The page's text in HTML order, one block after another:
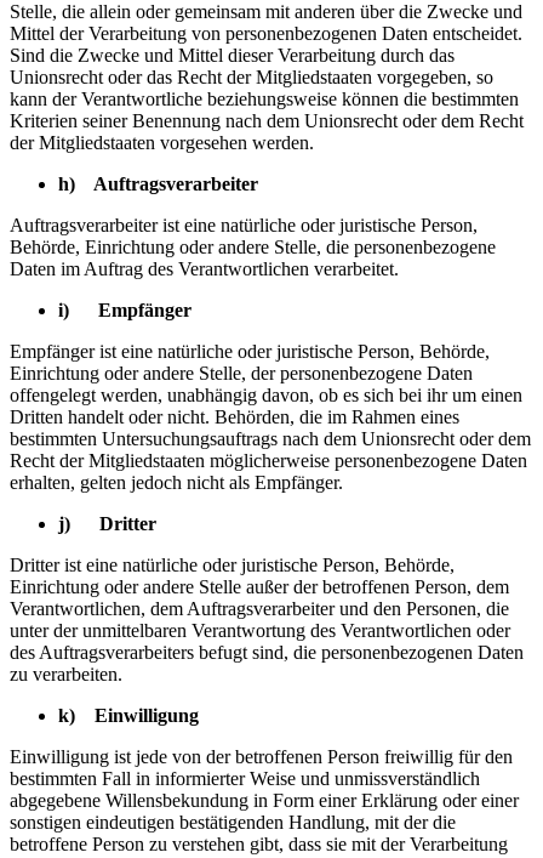
Stelle, die allein oder gemeinsam mit anderen über die Zwecke und
Mittel der Verarbeitung von personenbezogenen Daten entscheidet.
Sind die Zwecke und Mittel dieser Verarbeitung durch das
Unionsrecht oder das Recht der Mitgliedstaaten vorgegeben, so
kann der Verantwortliche beziehungsweise können die bestimmten
Kriterien seiner Benennung nach dem Unionsrecht oder dem Recht
der Mitgliedstaaten vorgesehen werden.
h) Auftragsverarbeiter
Auftragsverarbeiter ist eine natürliche oder juristische Person,
Behörde, Einrichtung oder andere Stelle, die personenbezogene
Daten im Auftrag des Verantwortlichen verarbeitet.
i) Empfänger
Empfänger ist eine natürliche oder juristische Person, Behörde,
Einrichtung oder andere Stelle, der personenbezogene Daten
offengelegt werden, unabhängig davon, ob es sich bei ihr um einen
Dritten handelt oder nicht. Behörden, die im Rahmen eines
bestimmten Untersuchungsauftrags nach dem Unionsrecht oder dem
Recht der Mitgliedstaaten möglicherweise personenbezogene Daten
erhalten, gelten jedoch nicht als Empfänger.
j) Dritter
Dritter ist eine natürliche oder juristische Person, Behörde,
Einrichtung oder andere Stelle außer der betroffenen Person, dem
Verantwortlichen, dem Auftragsverarbeiter und den Personen, die
unter der unmittelbaren Verantwortung des Verantwortlichen oder
des Auftragsverarbeiters befugt sind, die personenbezogenen Daten
zu verarbeiten.
k) Einwilligung
Einwilligung ist jede von der betroffenen Person freiwillig für den
bestimmten Fall in informierter Weise und unmissverständlich
abgegebene Willensbekundung in Form einer Erklärung oder einer
sonstigen eindeutigen bestätigenden Handlung, mit der die
betroffene Person zu verstehen gibt, dass sie mit der Verarbeitung